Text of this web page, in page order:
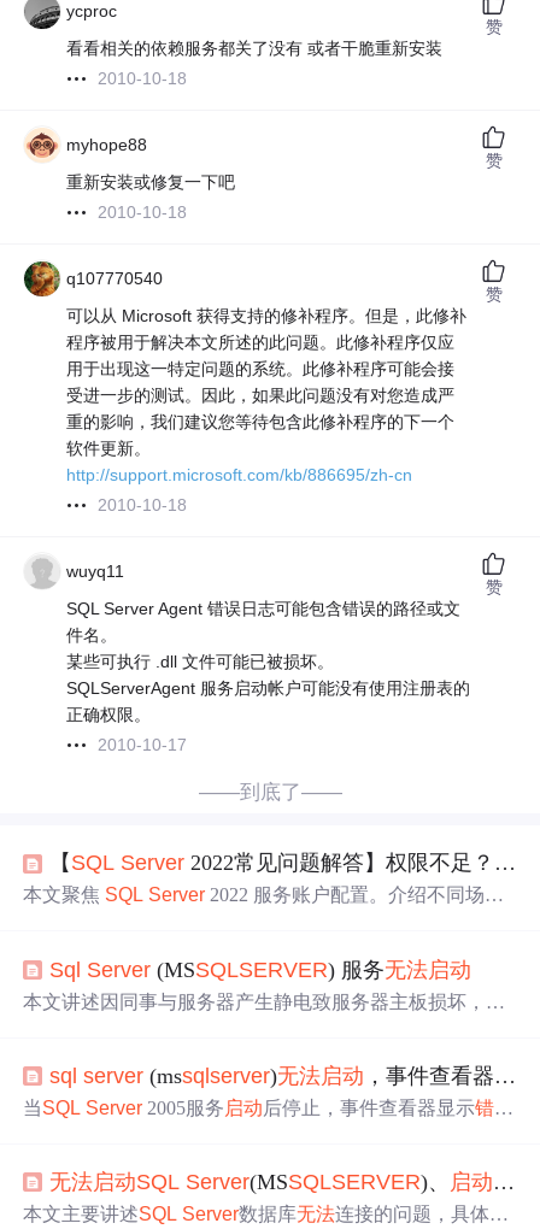
ycproc
看看相关的依赖服务都关了没有 或者干脆重新安装
2010-10-18
赞
myhope88
重新安装或修复一下吧
2010-10-18
赞
q107770540
可以从 Microsoft 获得支持的修补程序。但是，此修补
程序被用于解决本文所述的此问题。此修补程序仅应
用于出现这一特定问题的系统。此修补程序可能会接
受进一步的测试。因此，如果此问题没有对您造成严
重的影响，我们建议您等待包含此修补程序的下一个
软件更新。
http://support.microsoft.com/kb/886695/zh-cn
2010-10-18
赞
wuyq11
SQL Server Agent 错误日志可能包含错误的路径或文
件名。
某些可执行 .dll 文件可能已被损坏。
SQLServerAgent 服务启动帐户可能没有使用注册表的
正确权限。
2010-10-17
赞
——到底了——
【 SQL Server 2022常见问题解答】权限不足？ SQL
本文聚焦 SQL Server 2022 服务账户配置。介绍不同场景
限。还给出修复“无法启动服务”错误的方法，以及 Always
On 可用性组权限配置实操，助读者解决权限问题。
Sql Server (MSSQLSERVER) 服务无法启动
本文讲述因同事与服务器产生静电致服务器主板损坏，更
办法，如修改操作系统密码导致问题时，可通过两种方式
设置登陆身份来解决。
sql server (mssqlserver)无法启动 ，事件查看器提示
当SQL Server 2005服务 启动后停止，事件查看器显示错误
P配置，禁用VIA协议，或更新管理员密码以匹配新的系统
设置。
无法启动SQL Server(MSSQLSERVER)、 启动后
本文主要讲述SQL Server数据库无法连接的问题，具体表